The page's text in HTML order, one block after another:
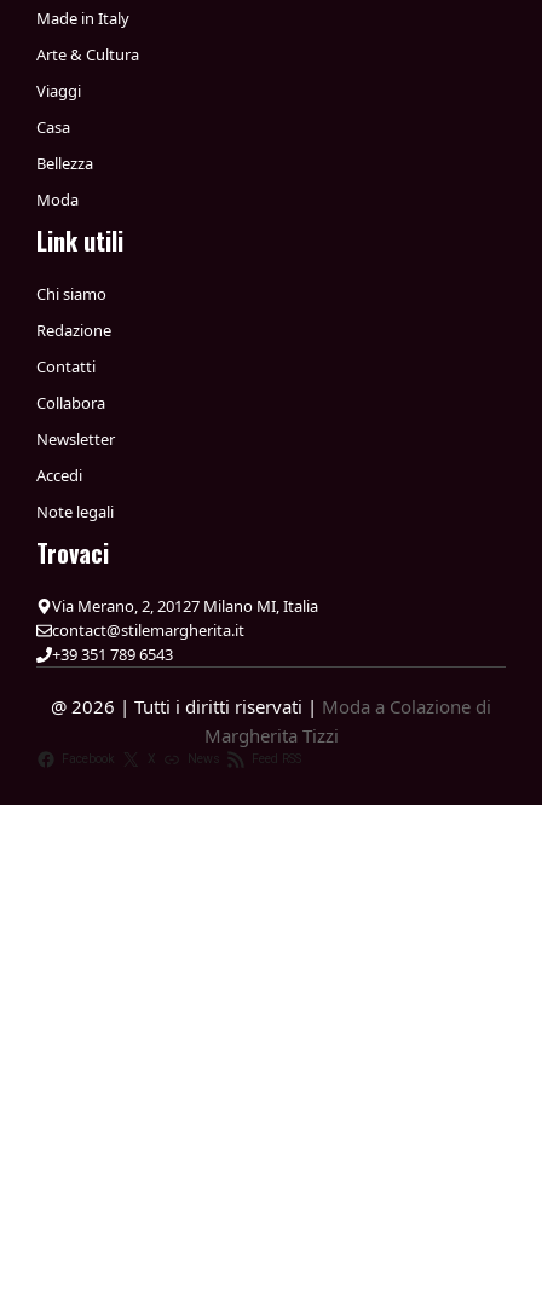
Made in Italy
Arte & Cultura
Viaggi
Casa
Bellezza
Moda
Link utili
Chi siamo
Redazione
Contatti
Collabora
Newsletter
Accedi
Note legali
Trovaci
Via Merano, 2, 20127 Milano MI, Italia
contact@stilemargherita.it
+39 351 789 6543
@ 2026 | Tutti i diritti riservati | Moda a Colazione di
Margherita Tizzi
Facebook X News Feed RSS